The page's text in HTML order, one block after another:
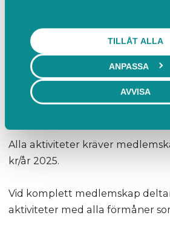
TILLÅT ALLA
ANPASSA
AVVISA
Tisdagar kl. 09.30 - 10.30 på
Avgift 30 kr per gång. Betalning
QR kod
Bokning
Alla aktiviteter kräver
kr/år 2025.
Vid komplett medlemskap
aktiviteter med alla förmåner